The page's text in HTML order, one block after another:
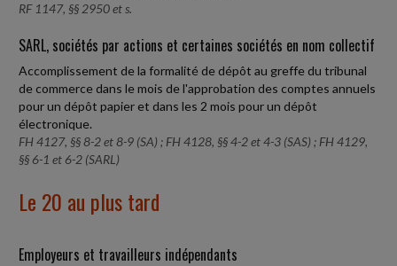
RF 1147, §§ 2950 et s.
SARL, sociétés par actions et certaines sociétés en nom collectif
Accomplissement de la formalité de dépôt au greffe du tribunal
de commerce dans le mois de l'approbation des comptes annuels
pour un dépôt papier et dans les 2 mois pour un dépôt
électronique.
FH 4127, §§ 8-2 et 8-9 (SA) ; FH 4128, §§ 4-2 et 4-3 (SAS) ; FH 4129,
§§ 6-1 et 6-2 (SARL)
Le 20 au plus tard
Employeurs et travailleurs indépendants